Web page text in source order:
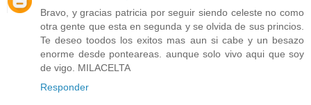
Bravo, y gracias patricia por seguir siendo celeste no como
otra gente que esta en segunda y se olvida de sus princios.
Te deseo toodos los exitos mas aun si cabe y un besazo
enorme desde ponteareas. aunque solo vivo aqui que soy
de vigo. MILACELTA
Responder